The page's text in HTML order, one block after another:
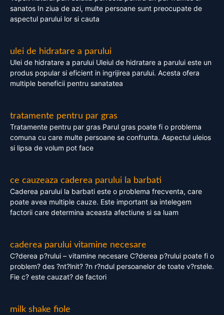
sanatos In ziua de azi, multe persoane sunt preocupate de
aspectul parului lor si cauta
ulei de hidratare a parului
Ulei de hidratare a parului Uleiul de hidratare a parului este un
produs popular si eficient in ingrijirea parului. Acesta ofera
multiple beneficii pentru sanatatea
tratamente pentru par gras
Tratamente pentru par gras Parul gras poate fi o problema
comuna cu care multe persoane se confrunta. Aspectul uleios
si lipsa de volum pot face
ce cauzeaza caderea parului la barbati
Caderea parului la barbati este o problema frecventa, care
poate avea multiple cauze. Este important sa intelegem
factorii care determina aceasta afectiune si sa luam
caderea parului vitamine necesare
C?derea p?rului – vitamine necesare C?derea p?rului poate fi o
problem? des ?nt?lnit? ?n r?ndul persoanelor de toate v?rstele.
Fie c? este cauzat? de factori
milk shake fiole